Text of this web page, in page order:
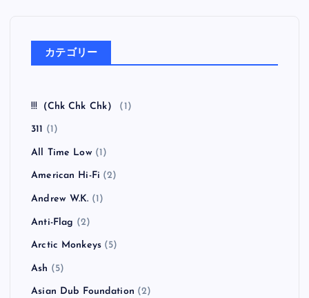
カテゴリー
!!!（Chk Chk Chk） (1)
311 (1)
All Time Low(1)
American Hi-Fi (2)
Andrew W.K. (1)
Anti-Flag (2)
Arctic Monkeys (5)
Ash (5)
Asian Dub Foundation (2)